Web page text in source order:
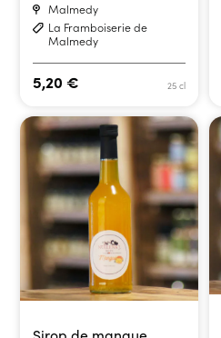
Malmedy
La Framboiserie de
Malmedy
25 cl
5,20€